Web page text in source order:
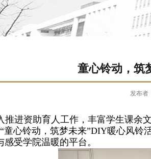
童心铃动，
发布者
推进资助育人工作，丰富学生课余
童心铃动，筑梦未来”DIY暖心风铃
感受学院温暖的平台。